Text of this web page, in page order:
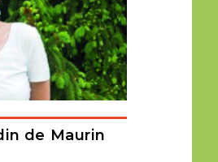
de Maurin